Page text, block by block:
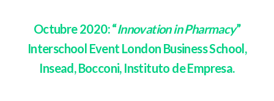
Octubre 2020: “Innovation in Pharmacy”
Interschool Event London Business School,
Insead, Bocconi, Instituto de Empresa.